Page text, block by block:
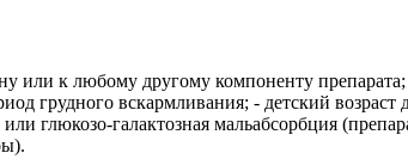
или к любому другому компоненту
грудного вскармливания; - детский
глюкозо-галактозная мальабсорбция